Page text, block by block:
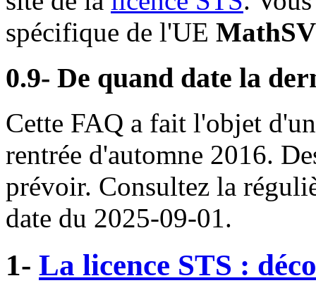
spécifique de l'UE MathSV
0.9- De quand date la
Cette FAQ a fait l'objet
rentrée d'automne 2016.
prévoir. Consultez la
date du 2025-09-01.
1- La licence STS :